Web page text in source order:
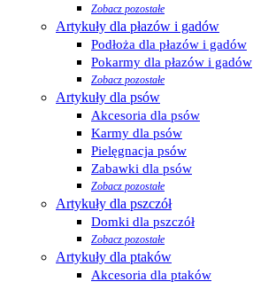
Zobacz pozostałe
Artykuły dla płazów i gadów
Podłoża dla płazów i gadów
Pokarmy dla płazów i gadów
Zobacz pozostałe
Artykuły dla psów
Akcesoria dla psów
Karmy dla psów
Pielęgnacja psów
Zabawki dla psów
Zobacz pozostałe
Artykuły dla pszczół
Domki dla pszczół
Zobacz pozostałe
Artykuły dla ptaków
Akcesoria dla ptaków